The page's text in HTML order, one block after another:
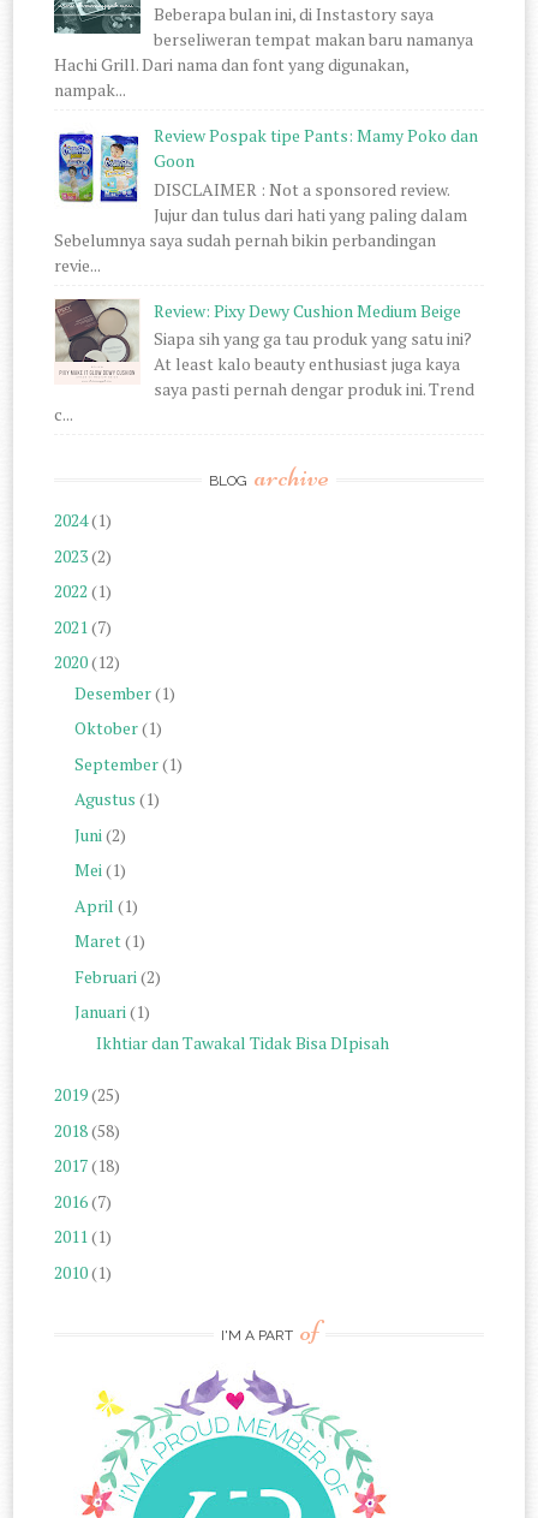
Beberapa bulan ini, di Instastory saya
berseliweran tempat makan baru namanya
Hachi Grill. Dari nama dan font yang digunakan,
nampak...
Review Pospak tipe Pants: Mamy Poko dan
Goon
DISCLAIMER : Not a sponsored review.
Jujur dan tulus dari hati yang paling dalam
Sebelumnya saya sudah pernah bikin perbandingan
revie...
Review: Pixy Dewy Cushion Medium Beige
Siapa sih yang ga tau produk yang satu ini?
At least kalo beauty enthusiast juga kaya
saya pasti pernah dengar produk ini. Trend
c...
BLOG archive
2024(1)
2023(2)
2022 (1)
2021(7)
2020(12)
Desember(1)
Oktober(1)
September(1)
Agustus (1)
Juni(2)
Mei(1)
April (1)
Maret(1)
Februari(2)
Januari(1)
Ikhtiar dan Tawakal Tidak Bisa DIpisah
2019(25)
2018(58)
2017(18)
2016(7)
2011(1)
2010(1)
I'M A PART of